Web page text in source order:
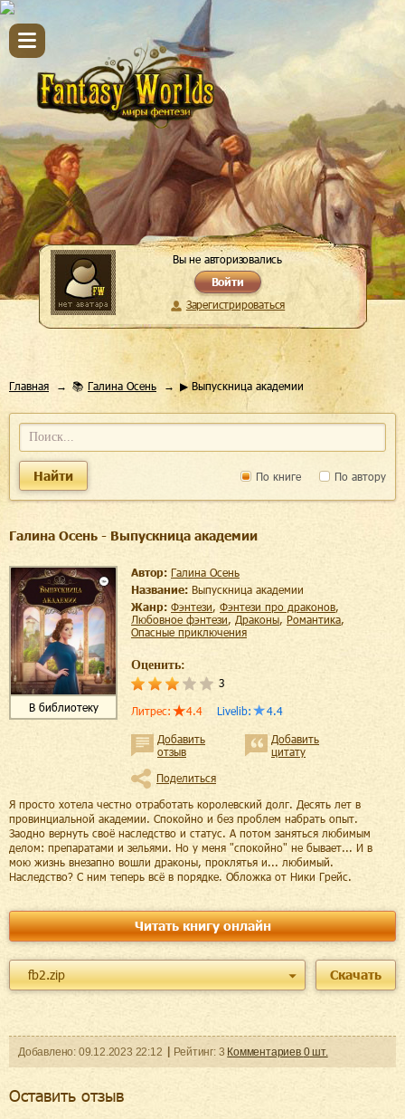
Вы не авторизовались
Войти
Зарегистрироваться
Главная 📚 Галина Осень ▶ Выпускница академии
По книге По автору
Найти
Галина Осень - Выпускница академии
В библиотеку
Автор: Галина Осень
Название: Выпускница академии
Жанр:
фэнтези, фэнтези про драконов,
любовное фэнтези, драконы, романтика,
опасные приключения
Оценить:
3
Литрес: 4.4 Livelib: 4.4
Добавить
отзыв
Добавить
цитату
Поделиться
Я просто хотела честно отработать королевский долг. Десять лет в
провинциальной академии. Спокойно и без проблем набрать опыт.
Заодно вернуть своё наследство и статус. А потом заняться любимым
делом: препаратами и зельями. Но у меня "спокойно" не бывает... И в
мою жизнь внезапно вошли драконы, проклятья и... любимый.
Наследство? С ним теперь всё в порядке. Обложка от Ники Грейс.
Читать книгу онлайн
fb2.zip Скачать
Добавленo: 09.12.2023 22:12 Рейтинг: 3 Комментариев 0шт.
Оcтавить отзыв